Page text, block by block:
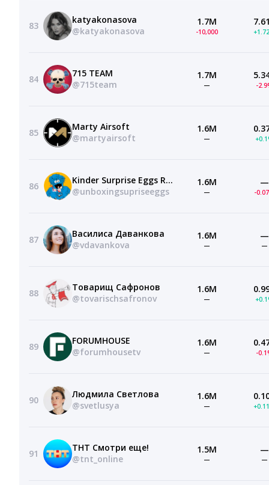
83
katyakonasova
@katyakonasova
1.7M
-10,000
84
715 TEAM
@715team
1.7M
— -
85
Marty Airsoft
@martyairsoft
1.6M
—
86
Kinder Surprise Eggs Rustama
@unboxingsupriseeggs
1.6M
—
—
-
87
Василиса Даванкова
@vdavankova
1.6M
—
—
—
88
Товарищ Сафронов
@tovarischsafronov
1.6M
—
89
FORUMHOUSE
@forumhousetv
1.6M
— -
90
Людмила Светлова
@svetlusya
1.6M
—
91
ТНТ Смотри еще!
@tnt_online
1.5M
—
—
—